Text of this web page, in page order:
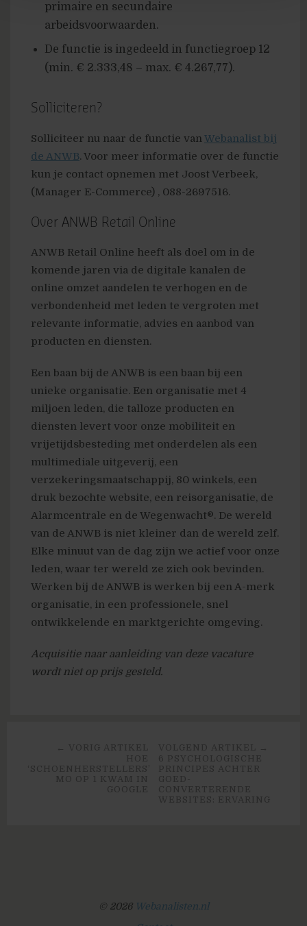
primaire en secundaire
arbeidsvoorwaarden.
De functie is ingedeeld in functiegroep 12
(min. € 2.333,48 – max. € 4.267,77).
Solliciteren?
Solliciteer nu naar de functie van Webanalist bij
de ANWB. Voor meer informatie over de functie
kun je contact opnemen met Joost Verbeek,
(Manager E-Commerce) , 088-2697516.
Over ANWB Retail Online
ANWB Retail Online heeft als doel om in de
komende jaren via de digitale kanalen de
online omzet aandelen te verhogen en de
verbondenheid met leden te vergroten met
relevante informatie, advies en aanbod van
producten en diensten.
Een baan bij de ANWB is een baan bij een
unieke organisatie. Een organisatie met 4
miljoen leden, die talloze producten en
diensten levert voor onze mobiliteit en
vrijetijdsbesteding met onderdelen als een
multimediale uitgeverij, een
verzekeringsmaatschappij, 80 winkels, een
druk bezochte website, een reisorganisatie, de
Alarmcentrale en de Wegenwacht®. De wereld
van de ANWB is niet kleiner dan de wereld zelf.
Elke minuut van de dag zijn we actief voor onze
leden, waar ter wereld ze zich ook bevinden.
Werken bij de ANWB is werken bij een A-merk
organisatie, in een professionele, snel
ontwikkelende en marktgerichte omgeving.
Acquisitie naar aanleiding van deze vacature
wordt niet op prijs gesteld.
VOLGEND ARTIKEL →
6 PSYCHOLOGISCHE
PRINCIPES ACHTER
GOED-
CONVERTERENDE
WEBSITES: ERVARING
← VORIG ARTIKEL
HOE
‘SCHOENHERSTELLERS’
MO OP 1 KWAM IN
GOOGLE
© 2026 Webanalisten.nl